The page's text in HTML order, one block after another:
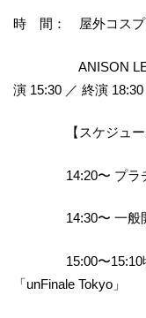
時 間： 屋外コスプ
ANISON
演 15:30 ／ 終演 18:30
【スケジュー
14:20〜 プラチ
14:30〜 一般
15:00〜15:10頃
「unFinale Tokyo」